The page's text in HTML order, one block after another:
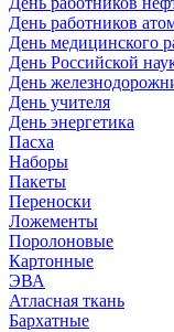
День работников
День медицинского
День Российской
День
День учителя
День энергетика
Пасха
Наборы
Пакеты
Переноски
Ложементы
Поролоновые
Картонные
ЭВА
Атласная ткань
Бархатные